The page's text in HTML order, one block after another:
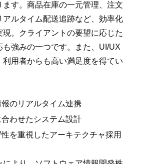
ます。商品在庫の一元管理、注文
アルタイム配送追跡など、効率化
現。クライアントの要望に応じた
も強みの一つです。また、UI/UX
利用者からも高い満足度を得てい
のリアルタイム連携
わせたシステム設計
を重視したアーキテクチャ採用